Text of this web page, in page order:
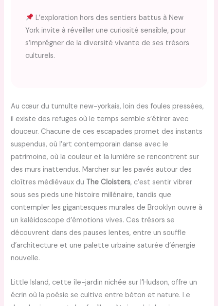
L’exploration hors des sentiers battus à New
York invite à réveiller une curiosité sensible, pour
s’imprégner de la diversité vivante de ses trésors
culturels.
Au cœur du tumulte new-yorkais, loin des foules pressées,
il existe des refuges où le temps semble s’étirer avec
douceur. Chacune de ces escapades promet des instants
suspendus, où l’art contemporain danse avec le
patrimoine, où la couleur et la lumière se rencontrent sur
des murs inattendus. Marcher sur les pavés autour des
cloîtres médiévaux du The Cloisters, c’est sentir vibrer
sous ses pieds une histoire millénaire, tandis que
contempler les gigantesques murales de Brooklyn ouvre à
un kaléidoscope d’émotions vives. Ces trésors se
découvrent dans des pauses lentes, entre un souffle
d’architecture et une palette urbaine saturée d’énergie
nouvelle.
Little Island, cette île-jardin nichée sur l’Hudson, offre un
écrin où la poésie se cultive entre béton et nature. Le